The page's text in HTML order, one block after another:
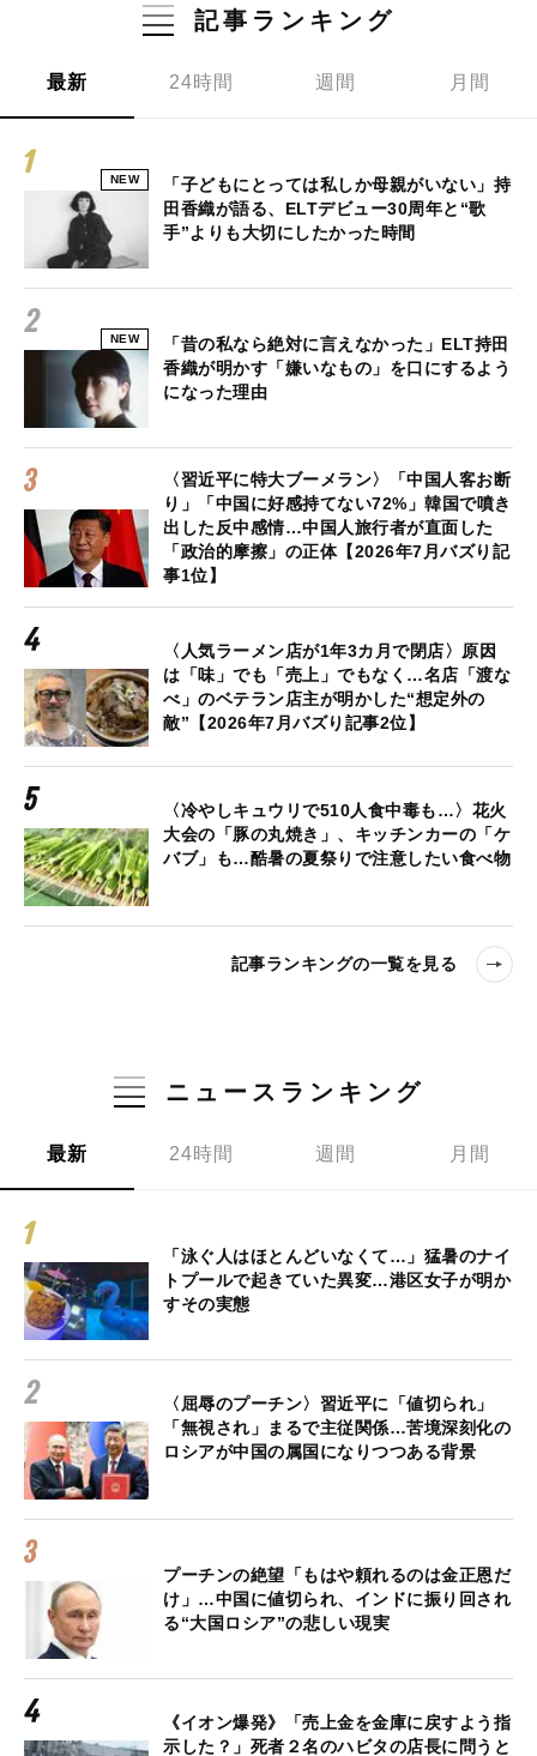
記事ランキング
最新 24時間 週間 月間
NEW
「子どもにとっては私しか母親がいない」持
田香織が語る、ELTデビュー30周年と“歌
手”よりも大切にしたかった時間
NEW
「昔の私なら絶対に言えなかった」ELT持田
香織が明かす「嫌いなもの」を口にするよう
になった理由
〈習近平に特大ブーメラン〉「中国人客お断
り」「中国に好感持てない72%」韓国で噴き
出した反中感情…中国人旅行者が直面した
「政治的摩擦」の正体【2026年7月バズり記
事1位】
〈人気ラーメン店が1年3カ月で閉店〉原因
は「味」でも「売上」でもなく…名店「渡な
べ」のベテラン店主が明かした“想定外の
敵”【2026年7月バズり記事2位】
〈冷やしキュウリで510人食中毒も…〉花火
大会の「豚の丸焼き」、キッチンカーの「ケ
バブ」も…酷暑の夏祭りで注意したい食べ物
記事ランキングの一覧を見る
ニュースランキング
最新 24時間 週間 月間
「泳ぐ人はほとんどいなくて…」猛暑のナイ
トプールで起きていた異変…港区女子が明か
すその実態
〈屈辱のプーチン〉習近平に「値切られ」
「無視され」まるで主従関係…苦境深刻化の
ロシアが中国の属国になりつつある背景
プーチンの絶望「もはや頼れるのは金正恩だ
け」…中国に値切られ、インドに振り回され
る“大国ロシア”の悲しい現実
《イオン爆発》「売上金を金庫に戻すよう指
示した？」死者２名のハビタの店長に問うと